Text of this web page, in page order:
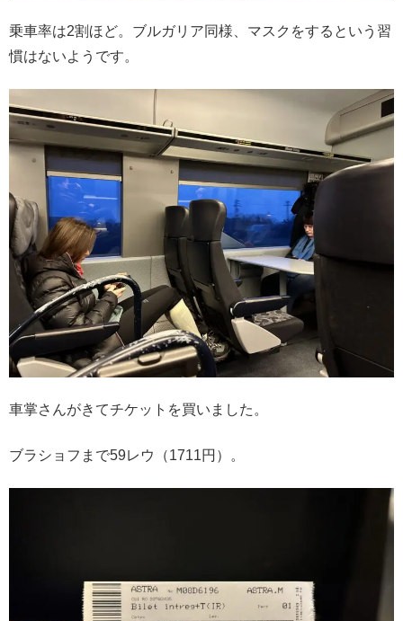
乗車率は2割ほど。ブルガリア同様、マスクをするという習
慣はないようです。
車掌さんがきてチケットを買いました。
ブラショフまで59レウ（1711円）。